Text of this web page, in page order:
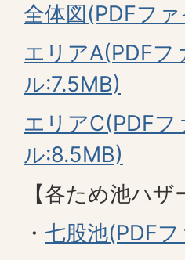
全体図(PDFフ
エリアA(PDFフ
ル:7.5MB)
エリアC(PDFフ
ル:8.5MB)
【各ため池ハザ
・ 七股池(PDF